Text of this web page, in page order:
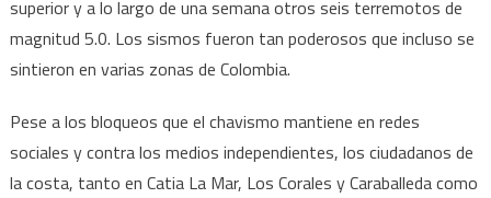
superior y a lo largo de una semana otros seis terremotos de
magnitud 5.0. Los sismos fueron tan poderosos que incluso se
sintieron en varias zonas de Colombia.
Pese a los bloqueos que el chavismo mantiene en redes
sociales y contra los medios independientes, los ciudadanos de
la costa, tanto en Catia La Mar, Los Corales y Caraballeda como